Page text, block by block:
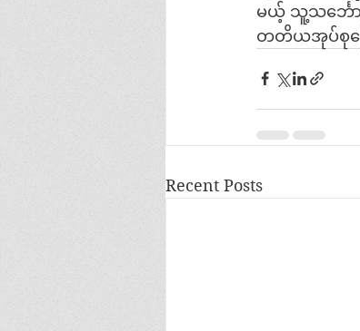
မယ့် သူ့သင်္ဘော
တတိယအုပ်စုပြ
Recent Posts